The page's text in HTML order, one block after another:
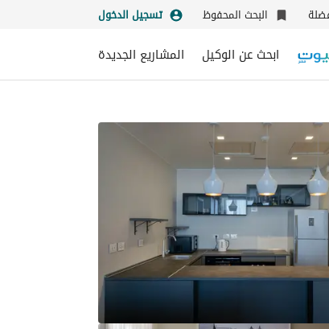
البحث المحفوظ تسجيل الدخول
ابحث عن الوكيل المشاريع الجديدة